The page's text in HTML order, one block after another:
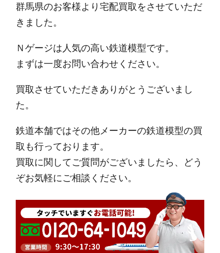
群馬県のお客様より宅配買取をさせていただ
きました。
Ｎゲージは人気の高い鉄道模型です。
まずは一度お問い合わせください。
買取させていただきありがとうございまし
た。
鉄道本舗ではその他メーカーの鉄道模型の買
取も行っております。
買取に関してご質問がございましたら、どう
ぞお気軽にご相談ください。